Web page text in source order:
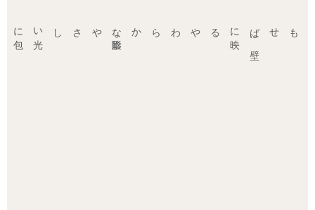
陰影。
やさしい光に包まれて、ほっと力が抜けていく